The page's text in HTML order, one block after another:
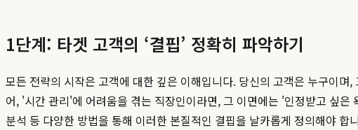
1단계: 타겟 고객의 ‘결핍’ 정확히 파악하기
모든 전략의 시작은 고객에 대한 깊은 이해입니다. 당신의 고객은 누구이
어, '시간 관리'에 어려움을 겪는 직장인이라면, 그 이면에는 '인정받고 싶
분석 등 다양한 방법을 통해 이러한 본질적인 결핍을 날카롭게 정의해야